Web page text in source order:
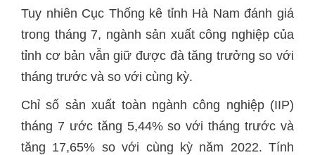
Tuy nhiên Cục Thống kê tỉnh Hà Nam đánh giá
trong tháng 7, ngành sản xuất công nghiệp của
tỉnh cơ bản vẫn giữ được đà tăng trưởng so với
tháng trước và so với cùng kỳ.
Chỉ số sản xuất toàn ngành công nghiệp (IIP)
tháng 7 ước tăng 5,44% so với tháng trước và
tăng 17,65% so với cùng kỳ năm 2022. Tính